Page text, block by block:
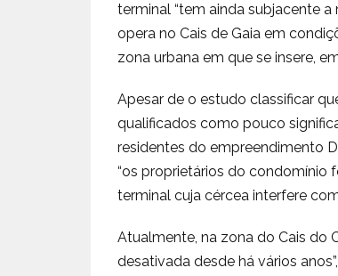
terminal “tem ainda subjacente
opera no Cais de Gaia em
zona urbana em que se insere,
Apesar de o estudo classificar
qualificados como pouco
residentes do empreendimento
“os proprietários do condomínio
terminal cuja cércea interfere
Atualmente, na zona do Cais do
desativada desde há vários